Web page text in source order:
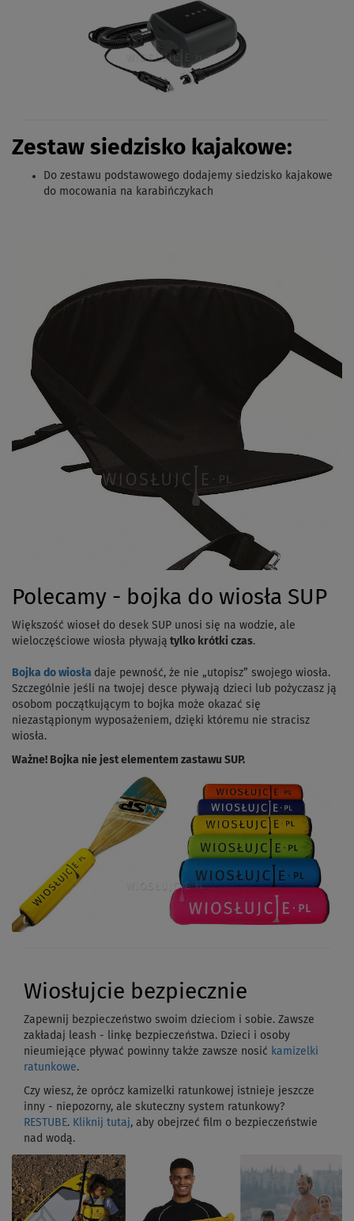
Zestaw siedzisko kajakowe:
Do zestawu podstawowego dodajemy siedzisko kajakowe
do mocowania na karabińczykach
Polecamy - bojka do wiosła SUP
Większość wioseł do desek SUP unosi się na wodzie, ale
wieloczęściowe wiosła pływają tylko krótki czas.
Bojka do wiosła daje pewność, że nie „utopisz” swojego wiosła.
Szczególnie jeśli na twojej desce pływają dzieci lub pożyczasz ją
osobom początkującym to bojka może okazać się
niezastąpionym wyposażeniem, dzięki któremu nie stracisz
wiosła.
Ważne! Bojka nie jest elementem zastawu SUP.
Wiosłujcie bezpiecznie
Zapewnij bezpieczeństwo swoim dzieciom i sobie. Zawsze
zakładaj leash - linkę bezpieczeństwa. Dzieci i osoby
nieumiejące pływać powinny także zawsze nosić kamizelki
ratunkowe.
Czy wiesz, że oprócz kamizelki ratunkowej istnieje jeszcze
inny - niepozorny, ale skuteczny system ratunkowy?
RESTUBE. Kliknij tutaj, aby obejrzeć film o bezpieczeństwie
nad wodą.